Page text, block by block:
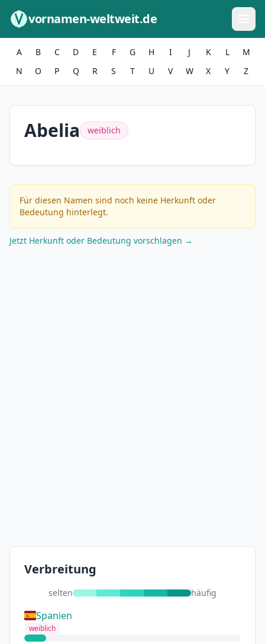
vornamen-weltweit.de
A B C D E F G H I J K L
M
N
O P Q R S T U V W X Y Z
Abelia weiblich
Für diesen Namen sind noch keine Herkunft oder
Bedeutung hinterlegt.
Jetzt Herkunft oder Bedeutung vorschlagen →
Verbreitung
selten häufig
Spanien
weiblich